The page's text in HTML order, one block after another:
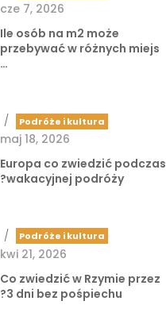
cze 7, 2026
Ile osób na m2 może
przebywać w różnych miejs
…
Podróże i kultura
/
maj 18, 2026
Europa co zwiedzić podczas
wakacyjnej podróży?
Podróże i kultura
/
kwi 21, 2026
Co zwiedzić w Rzymie przez
3 dni bez pośpiechu?